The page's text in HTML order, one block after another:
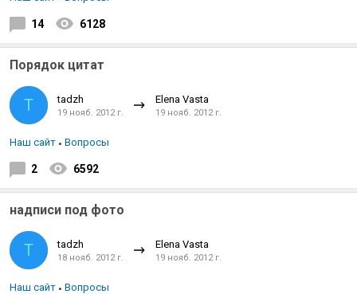
14 6128
Порядок цитат
T tadzh
19 нояб. 2012 г.
Elena Vasta
19 нояб. 2012 г.
Наш сайт Вопросы
2 6592
надписи под фото
T tadzh
18 нояб. 2012 г.
Elena Vasta
19 нояб. 2012 г.
Наш сайт Вопросы